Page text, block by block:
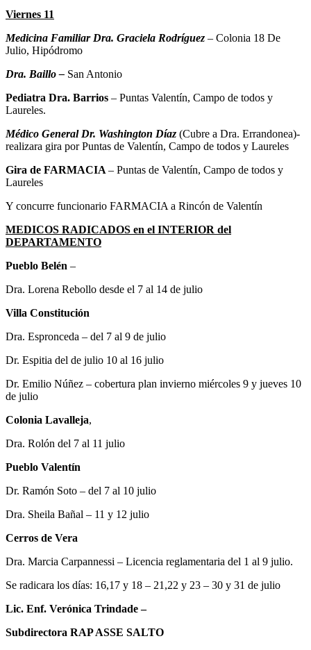
Viernes 11
Medicina Familiar Dra. Graciela Rodríguez – Colonia 18 De
Julio, Hipódromo
Dra. Baillo – San Antonio
Pediatra Dra. Barrios – Puntas Valentín, Campo de todos y
Laureles.
Médico General Dr. Washington Díaz (Cubre a Dra. Errandonea)-
realizara gira por Puntas de Valentín, Campo de todos y Laureles
Gira de FARMACIA – Puntas de Valentín, Campo de todos y
Laureles
Y concurre funcionario FARMACIA a Rincón de Valentín
MEDICOS RADICADOS en el INTERIOR del
DEPARTAMENTO
Pueblo Belén –
Dra. Lorena Rebollo desde el 7 al 14 de julio
Villa Constitución
Dra. Espronceda – del 7 al 9 de julio
Dr. Espitia del de julio 10 al 16 julio
Dr. Emilio Núñez – cobertura plan invierno miércoles 9 y jueves 10
de julio
Colonia Lavalleja,
Dra. Rolón del 7 al 11 julio
Pueblo Valentín
Dr. Ramón Soto – del 7 al 10 julio
Dra. Sheila Bañal – 11 y 12 julio
Cerros de Vera
Dra. Marcia Carpannessi – Licencia reglamentaria del 1 al 9 julio.
Se radicara los días: 16,17 y 18 – 21,22 y 23 – 30 y 31 de julio
Lic. Enf. Verónica Trindade –
Subdirectora RAP ASSE SALTO